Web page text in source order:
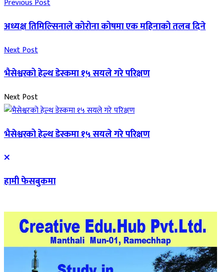
Previous Post
अध्यक्ष तिमिल्‍सिनाले कोरोना कोषमा एक महिनाको तलब दिने
Next Post
भैसेश्वरको हेल्थ डेस्कमा १५ सयले गरे परिक्षण
Next Post
भैसेश्वरको हेल्थ डेस्कमा १५ सयले गरे परिक्षण
हामी फेसबुकमा